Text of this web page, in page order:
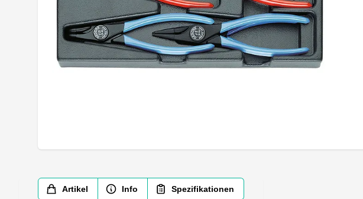
Artikel Info Spezifikationen